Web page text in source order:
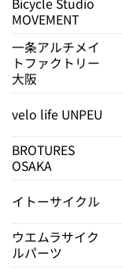
MOVEMENT
一条アルチメイ
トファクトリー
大阪
velo life UNPEU
BROTURES
OSAKA
イトーサイクル
ウエムラサイク
ルパーツ